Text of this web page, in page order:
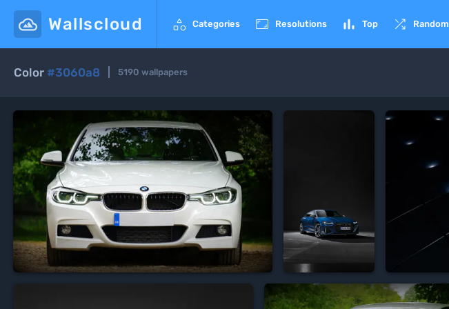
Wallscloud  Categories  Resolutions  Top  Random
Color #3060a8 5190 wallpapers

